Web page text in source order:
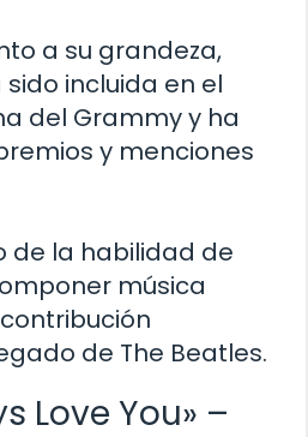
a su grandeza,
sido incluida en el
del Grammy y ha
y menciones
de la habilidad de
música
de The Beatles.
Love You» –